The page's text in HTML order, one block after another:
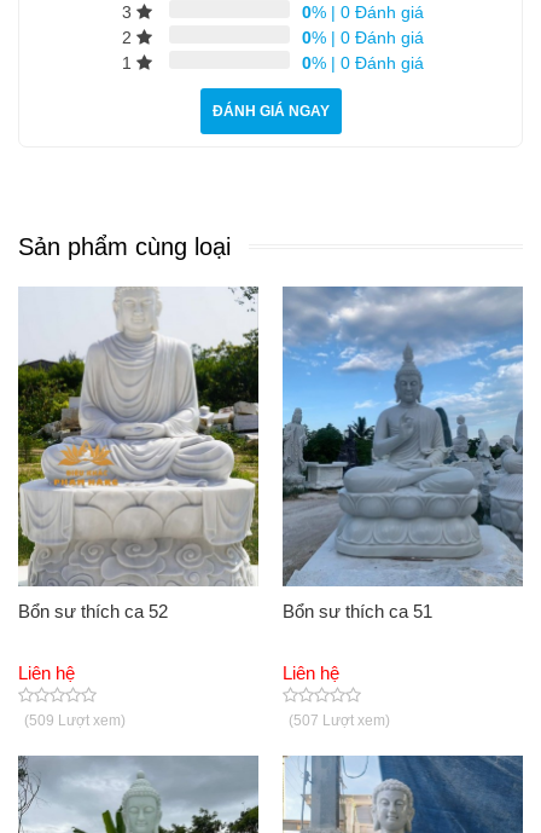
Địa Tạng Vương
Tượng Sư Tử
Giới thiệu
Hỏi đáp
Chính sách
Liên hệ
3
0%| 0 Đánh giá
2
0%| 0 Đánh giá
1
0%| 0 Đánh giá
ĐÁNH GIÁ NGAY
Sản phẩm cùng loại
Bổn sư thích ca 52
Liên hệ
(509 Lượt xem)
Bổn sư thích ca 51
Liên hệ
(507 Lượt xem)